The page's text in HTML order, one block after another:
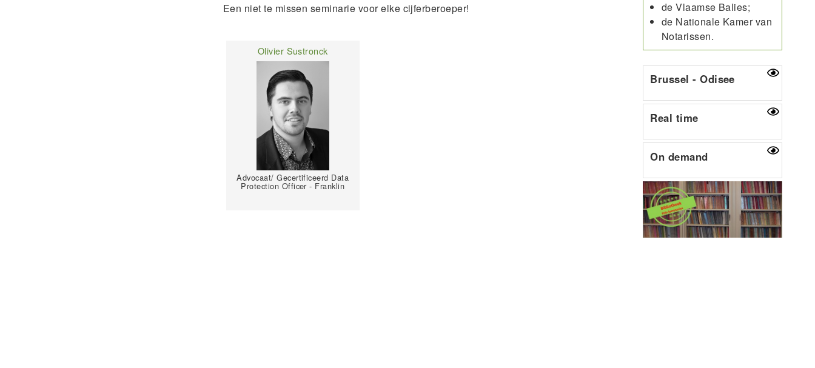
Een niet te missen seminarie voor elke cijferberoeper!
Olivier Sustronck
Advocaat/ Gecertificeerd Data
Protection Officer - Franklin
de Vlaamse Balies;
de Nationale Kamer van
Notarissen.
Brussel - Odisee
Real time
On demand